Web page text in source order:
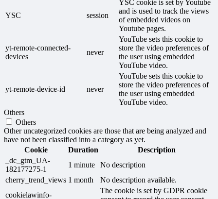
YSC session
YSC cookie is set by Youtube
and is used to track the views
of embedded videos on
Youtube pages.
yt-remote-connected-
devices
never
YouTube sets this cookie to
store the video preferences of
the user using embedded
YouTube video.
yt-remote-device-id never
YouTube sets this cookie to
store the video preferences of
the user using embedded
YouTube video.
Others
Others
Other uncategorized cookies are those that are being analyzed and
have not been classified into a category as yet.
Cookie
Duration
Description
_dc_gtm_UA-
182177275-1
1 minute
No description
cherry_trend_views 1 month
No description available.
cookielawinfo-
The cookie is set by GDPR cookie